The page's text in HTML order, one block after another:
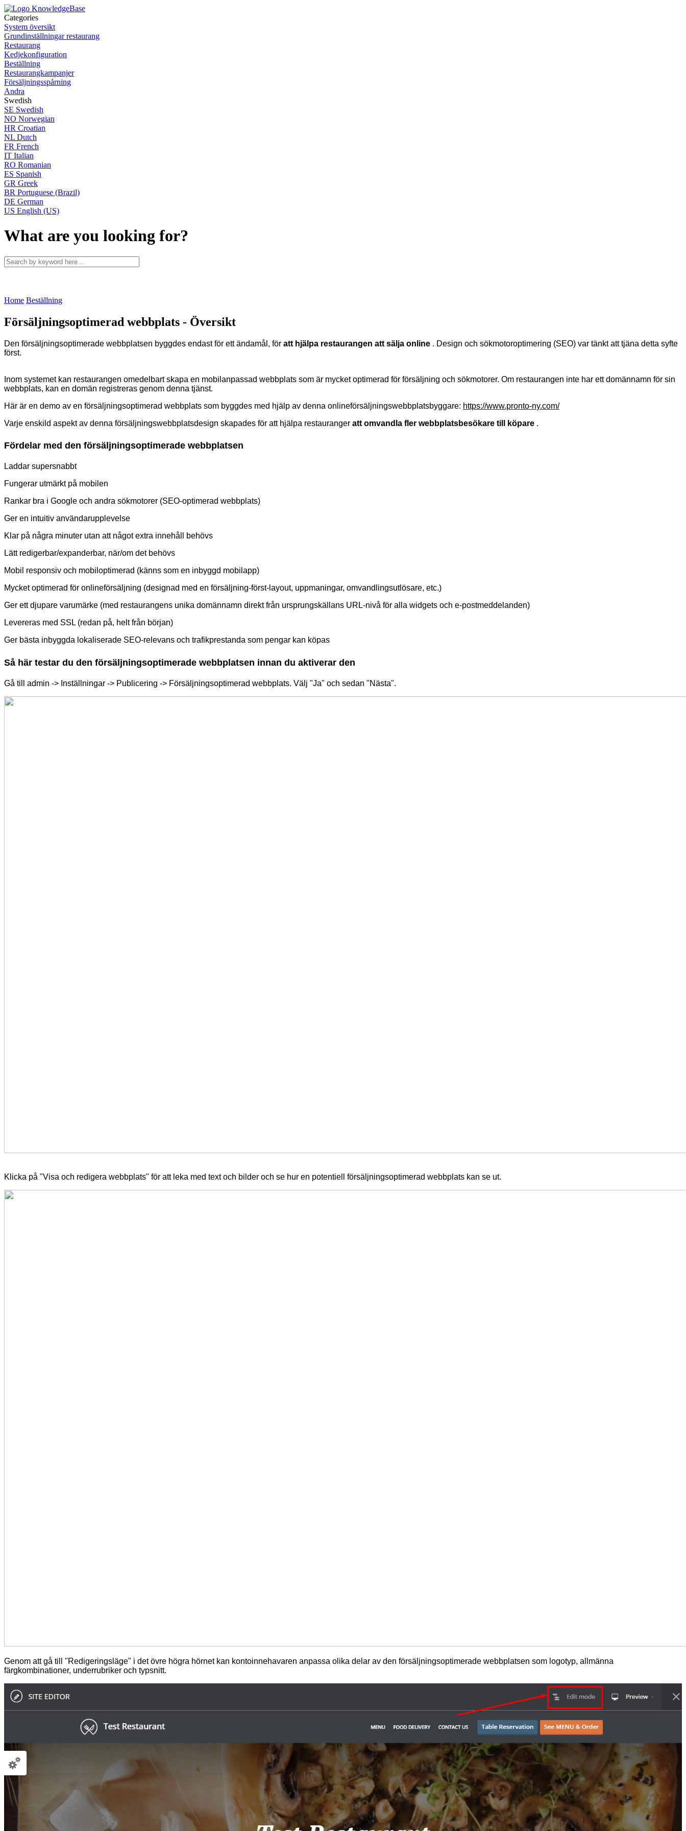
Categories
System översikt
Grundinställningar restaurang
Restaurang
Kedjekonfiguration
Beställning
Restaurangkampanjer
Försäljningsspårning
Andra
Swedish
SE Swedish
NO Norwegian
HR Croatian
NL Dutch
FR French
IT Italian
RO Romanian
ES Spanish
GR Greek
BR Portuguese (Brazil)
DE German
US English (US)
What are you looking for?
Home Beställning
Försäljningsoptimerad webbplats - Översikt
Den försäljningsoptimerade webbplatsen byggdes endast för ett ändamål, för att hjälpa restaurangen att sälja online . Design och sökmotoroptimering (SEO) var tänkt att tjäna detta syfte
först.
Inom systemet kan restaurangen omedelbart skapa en mobilanpassad webbplats som är mycket optimerad för försäljning och sökmotorer. Om restaurangen inte har ett domännamn för sin
webbplats, kan en domän registreras genom denna tjänst.
Här är en demo av en försäljningsoptimerad webbplats som byggdes med hjälp av denna onlineförsäljningswebbplatsbyggare: https://www.pronto-ny.com/
Varje enskild aspekt av denna försäljningswebbplatsdesign skapades för att hjälpa restauranger att omvandla fler webbplatsbesökare till köpare .
Fördelar med den försäljningsoptimerade webbplatsen
Laddar supersnabbt
Fungerar utmärkt på mobilen
Rankar bra i Google och andra sökmotorer (SEO-optimerad webbplats)
Ger en intuitiv användarupplevelse
Klar på några minuter utan att något extra innehåll behövs
Lätt redigerbar/expanderbar, när/om det behövs
Mobil responsiv och mobiloptimerad (känns som en inbyggd mobilapp)
Mycket optimerad för onlineförsäljning (designad med en försäljning-först-layout, uppmaningar, omvandlingsutlösare, etc.)
Ger ett djupare varumärke (med restaurangens unika domännamn direkt från ursprungskällans URL-nivå för alla widgets och e-postmeddelanden)
Levereras med SSL (redan på, helt från början)
Ger bästa inbyggda lokaliserade SEO-relevans och trafikprestanda som pengar kan köpas
Så här testar du den försäljningsoptimerade webbplatsen innan du aktiverar den
Gå till admin -> Inställningar -> Publicering -> Försäljningsoptimerad webbplats. Välj "Ja" och sedan "Nästa".
Klicka på "Visa och redigera webbplats" för att leka med text och bilder och se hur en potentiell försäljningsoptimerad webbplats kan se ut.
Genom att gå till "Redigeringsläge" i det övre högra hörnet kan kontoinnehavaren anpassa olika delar av den försäljningsoptimerade webbplatsen som logotyp, allmänna
färgkombinationer, underrubriker och typsnitt.